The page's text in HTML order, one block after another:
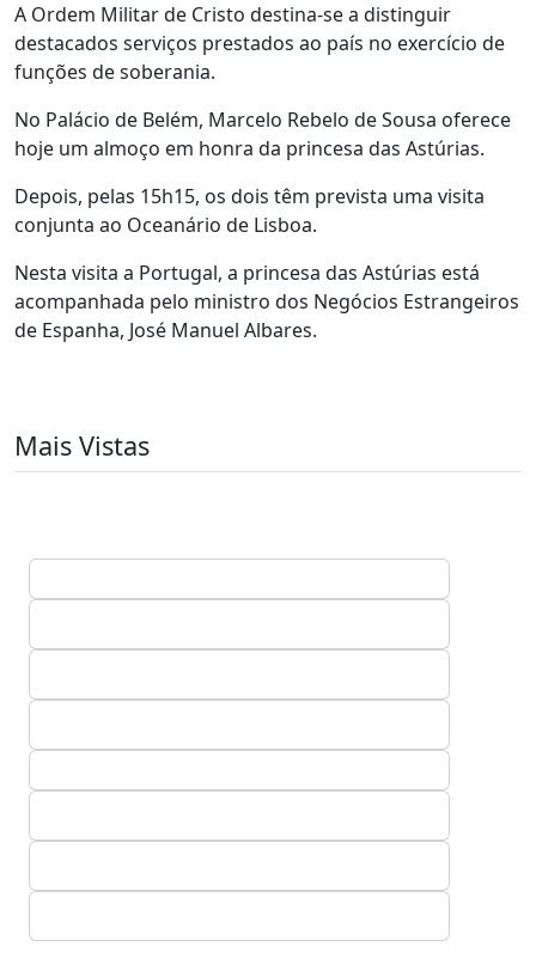
A Ordem Militar de Cristo destina-se a distinguir
destacados serviços prestados ao país no exercício de
funções de soberania.
No Palácio de Belém, Marcelo Rebelo de Sousa oferece
hoje um almoço em honra da princesa das Astúrias.
Depois, pelas 15h15, os dois têm prevista uma visita
conjunta ao Oceanário de Lisboa.
Nesta visita a Portugal, a princesa das Astúrias está
acompanhada pelo ministro dos Negócios Estrangeiros
de Espanha, José Manuel Albares.
Mais Vistas